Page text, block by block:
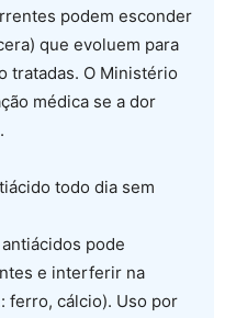
podem esconder
que evoluem para
tratadas. O Ministério
médica se a dor
todo dia sem
pode
e interferir na
ferro, cálcio). Uso por